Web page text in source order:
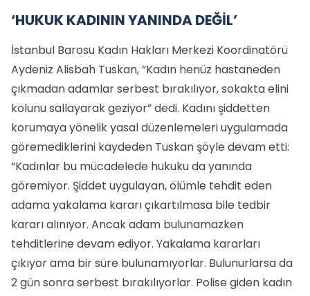
‘HUKUK KADININ YANINDA DEĞİL’
İstanbul Barosu Kadın Hakları Merkezi Koordinatörü
Aydeniz Alisbah Tuskan, “Kadın henüz hastaneden
çıkmadan adamlar serbest bırakılıyor, sokakta elini
kolunu sallayarak geziyor” dedi. Kadını şiddetten
korumaya yönelik yasal düzenlemeleri uygulamada
göremediklerini kaydeden Tuskan şöyle devam etti:
“Kadınlar bu mücadelede hukuku da yanında
göremiyor. Şiddet uygulayan, ölümle tehdit eden
adama yakalama kararı çıkartılmasa bile tedbir
kararı alınıyor. Ancak adam bulunamazken
tehditlerine devam ediyor. Yakalama kararları
çıkıyor ama bir süre bulunamıyorlar. Bulunurlarsa da
2 gün sonra serbest bırakılıyorlar. Polise giden kadın